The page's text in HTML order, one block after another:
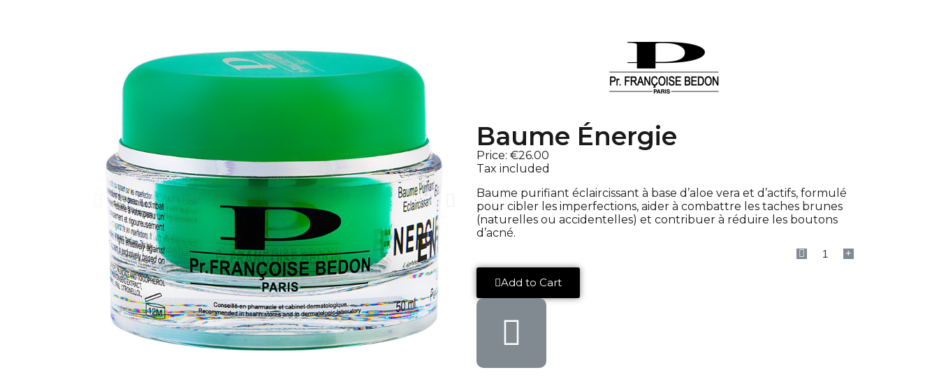
Baume Énergie
Price: €26.00
Tax included
Baume purifiant éclaircissant à base d’aloe vera et d’actifs, formulé
pour cibler les imperfections, aider à combattre les taches brunes
(naturelles ou accidentelles) et contribuer à réduire les boutons
d’acné.
Add to Cart